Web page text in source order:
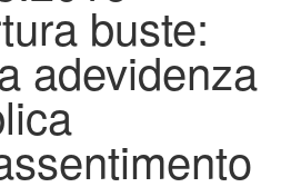
buste:
adevidenza